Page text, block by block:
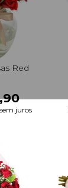
Red
sem juros